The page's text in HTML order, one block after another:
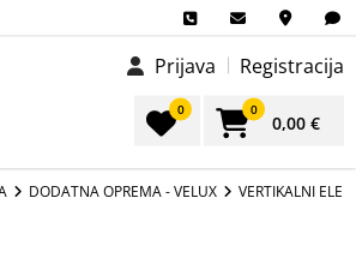
Prijava Registracija
0 0
0,00 €
DODATNA OPREMA - VELUX VERTIKALNI